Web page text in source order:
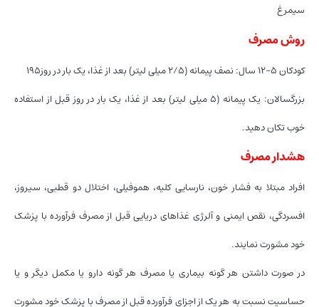
سیمرغ
روش مصرف
کودکان ۵-۱۲ سال: نصف پیمانه (۲/۵ میلی لیتر) بعد از غذا، یک بار در روز۱۹۵
بزرگسالان: یک پیمانه (۵ میلی لیتر) بعد از غذا، یک بار در روز قبل از استفاده
خوب تکان دهید.
هشدار مصرف
افراد مبتلا به فشار خون، نارسایی کلیه، هموفیلی، اختلال دو قطبی، سیروز،
افسردگی، نقص ایمنی و آلرژی غذاهای دریایی قبل از مصرف فرآورده با پزشک
خود مشورت نمایند.
در صورت داشتن هر گونه بیماری یا مصرف هر گونه دارو یا مکمل دیگر و یا
حساسیت نسبت به هر یک از اجزای فرآورده قبل از مصرف با پزشک خود مشورت